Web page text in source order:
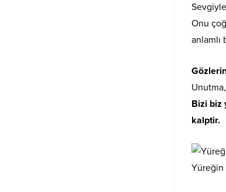
Onu
anlamlı
Unutma,
Bizi biz
kalptir.
Yüreğin